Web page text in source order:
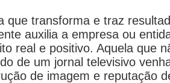
que transforma e traz
auxilia a empresa ou
real e positivo. Aquela que
de um jornal televisivo
de imagem e reputação